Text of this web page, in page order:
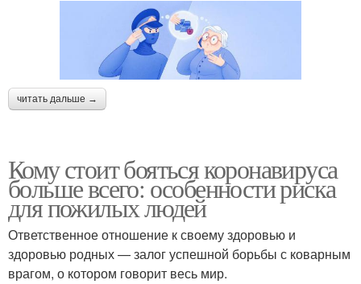
читать дальше →
Кому стоит бояться коронавируса
больше всего: особенности риска
для пожилых людей
Ответственное отношение к своему здоровью и
здоровью родных — залог успешной борьбы с коварным
врагом, о котором говорит весь мир.